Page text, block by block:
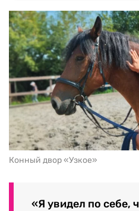
Конный двор «Узкое»
«Я увидел по себе,